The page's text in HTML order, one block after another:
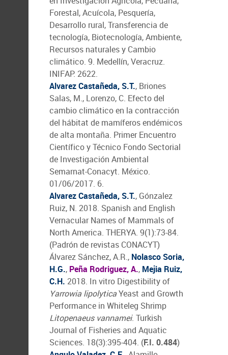
Forestal, Acuícola, Pesquería,
Desarrollo rural, Transferencia de
tecnología, Biotecnología, Ambiente,
Recursos naturales y Cambio
climático. 9. Medellín, Veracruz.
INIFAP. 2622.
Alvarez Castañeda, S.T., Briones
Salas, M., Lorenzo, C. Efecto del
cambio climático en la contracción
del hábitat de mamíferos endémicos
de alta montaña. Primer Encuentro
Científico y Técnico Fondo Sectorial
de Investigación Ambiental
Semarnat-Conacyt. México.
01/06/2017. 6.
Alvarez Castañeda, S.T., Gónzalez
Ruiz, N. 2018. Spanish and English
Vernacular Names of Mammals of
North America. THERYA. 9(1):73-84.
(Padrón de revistas CONACYT)
Álvarez Sánchez, A.R., Nolasco Soria,
H.G., Peña Rodriguez, A., Mejia Ruiz,
C.H. 2018. In vitro Digestibility of
Yarrowia lipolyticaYeast and Growth
Performance in Whiteleg Shrimp
Litopenaeus vannamei. Turkish
Journal of Fisheries and Aquatic
Sciences. 18(3):395-404. (F.I. 0.484)